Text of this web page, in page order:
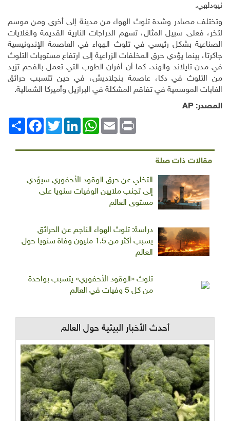
نيودلهي.
وتختلف مصادر وشدة تلوث الهواء من مدينة إلى أخرى ومن موسم
لآخر، فعلى سبيل المثال، تسهم الدراجات النارية القديمة والغلايات
الصناعية بشكل رئيسي في تلوث الهواء في العاصمة الإندونيسية
جاكرتا، بينما يؤدي حرق المخلفات الزراعية إلى ارتفاع مستويات التلوث
في مدن تايلاند والهند. كما أن أفران الطوب التي تعمل بالفحم تزيد
من التلوث في دكا، عاصمة بنجلاديش، في حين تتسبب حرائق
الغابات الموسمية في تفاقم المشكلة في البرازيل وأميركا الشمالية.
المصدر: AP
انشر
FacebookTwitterLinkedIn
WhatsAppEmail Print
مقالات ذات صلة
التخلي عن حرق الوقود الأحفوري سيؤدي
إلى تجنب ملايين الوفيات سنويا على
مستوى العالم
دراسة: تلوث الهواء الناجم عن الحرائق
يسبب أكثر من 1.5 مليون وفاة سنويا حول
العالم
تلوث «الوقود الأحفوري» يتسبب بواحدة
من كل 5 وفيات في العالم
أحدث الأخبار البيئية حول العالم